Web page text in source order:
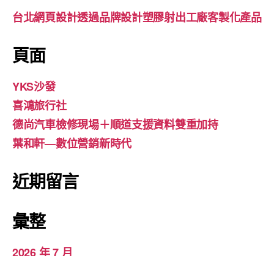
台北網頁設計透過品牌設計塑膠射出工廠客製化產品
頁面
YKS沙發
喜鴻旅行社
德尚汽車檢修現場＋順道支援資料雙重加持
葉和軒—數位營銷新時代
近期留言
彙整
2026 年 7 月